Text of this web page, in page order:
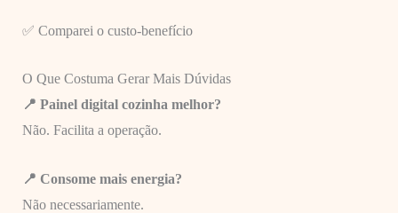
✅ Comparei o custo-benefício
O Que Costuma Gerar Mais Dúvidas
📍 Painel digital cozinha melhor?
Não. Facilita a operação.
📍 Consome mais energia?
Não necessariamente.